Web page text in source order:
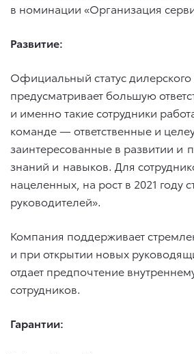
в номинации «Организация
Развитие:
Официальный статус дилерского
предусматривает большую
и именно такие сотрудники
команде — ответственные и
заинтересованные в развитии и
знаний и навыков. Для
нацеленных, на рост в 2021 году
руководителей».
Компания поддерживает
и при открытии новых
отдает предпочтение
сотрудников.
Гарантии: